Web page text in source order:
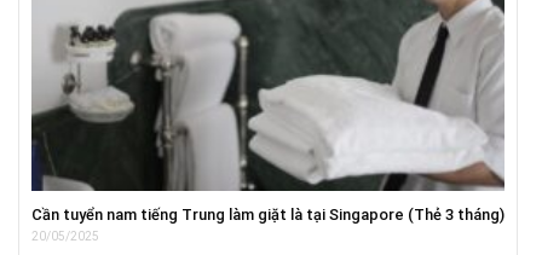
Cần tuyển nam tiếng Trung làm giặt là tại Singapore (Thẻ 3 tháng)
20/05/2025